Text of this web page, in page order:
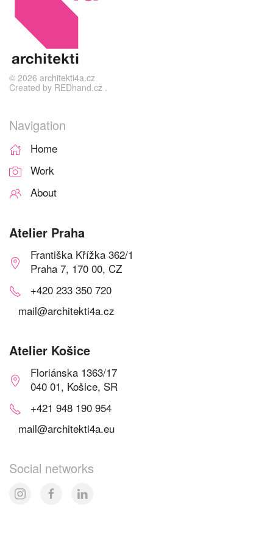
© 2026 architekti4a.cz
Created by REDhand.cz .
Navigation
Home
Work
About
Atelier Praha
Františka Křížka 362/1
Praha 7, 170 00, CZ
+420 233 350 720
mail@architekti4a.cz
Atelier Košice
Floriánska 1363/17
040 01, Košice, SR
+421 948 190 954
mail@architekti4a.eu
Social networks